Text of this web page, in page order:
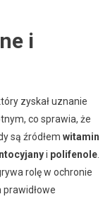
i
zyskał uznanie
co sprawia, że
są źródłem witamin
i polifenole.
rolę w ochronie